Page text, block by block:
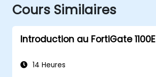
Cours Similaires
Introduction au FortiGate 1100E
14 Heures